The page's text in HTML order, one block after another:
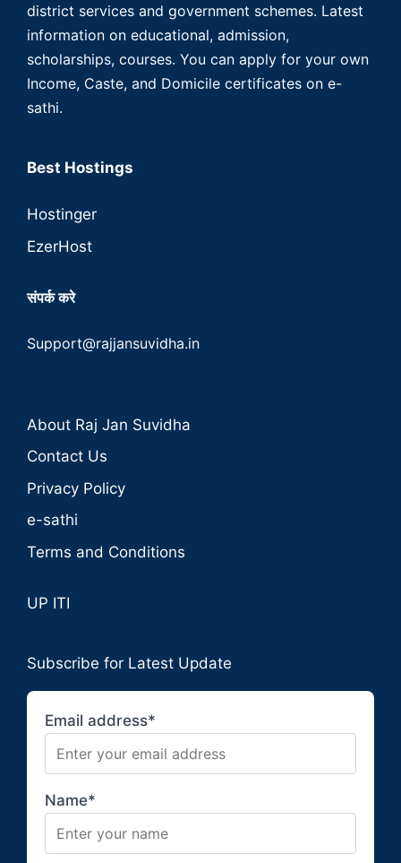
district services and government schemes. Latest
information on educational, admission,
scholarships, courses. You can apply for your own
Income, Caste, and Domicile certificates on e-
sathi.
Best Hostings
Hostinger
EzerHost
संपर्क करे
Support@rajjansuvidha.in
About Raj Jan Suvidha
Contact Us
Privacy Policy
e-sathi
Terms and Conditions
UP ITI
Subscribe for Latest Update
Email address*
Name*